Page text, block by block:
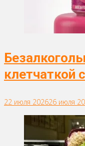
клетчаткой
22 июля 202626 июля